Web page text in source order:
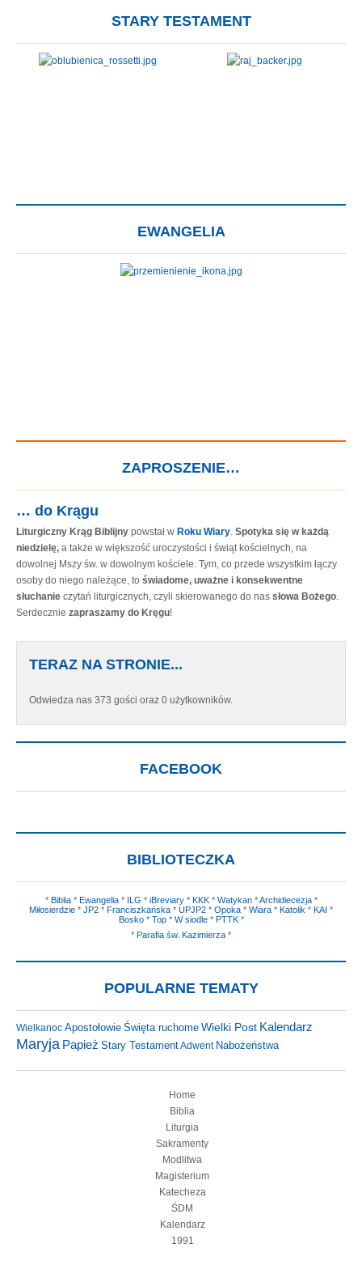
STARY TESTAMENT
EWANGELIA
ZAPROSZENIE…
… do Krągu
Liturgiczny Krąg Biblijny powstał w Roku Wiary. Spotyka się w każdą
niedzielę, a także w większość uroczystości i świąt kościelnych, na
dowolnej Mszy św. w dowolnym kościele. Tym, co przede wszystkim łączy
osoby do niego należące, to świadome, uważne i konsekwentne
słuchanie czytań liturgicznych, czyli skierowanego do nas słowa Bożego.
Serdecznie zapraszamy do Kręgu!
TERAZ NA STRONIE...
Odwiedza nas 373 gości oraz 0 użytkowników.
FACEBOOK
BIBLIOTECZKA
* Biblia* Ewangelia* ILG * iBreviary* KKK* Watykan*Archidiecezja*
Miłosierdzie * JP2 * Franciszkańska * UPJP2 * Opoka * Wiara * Katolik * KAI *
Bosko* Top* W siodle* PTTK*
* Parafia św. Kazimierza *
POPULARNE TEMATY
Wielkanoc Apostołowie Święta ruchome Wielki Post Kalendarz
Maryja Papież Stary TestamentAdwent Nabożeństwa
Home
Biblia
Liturgia
Sakramenty
Modlitwa
Magisterium
Katecheza
ŚDM
Kalendarz
1991